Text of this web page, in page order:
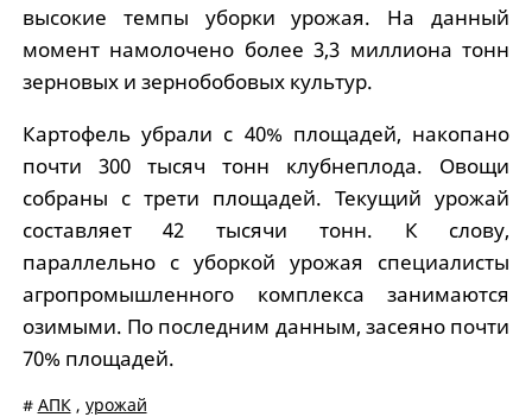
высокие темпы уборки урожая. На данный
момент намолочено более 3,3 миллиона тонн
зерновых и зернобобовых культур.
Картофель убрали с 40% площадей, накопано
почти 300 тысяч тонн клубнеплода. Овощи
собраны с трети площадей. Текущий урожай
составляет 42 тысячи тонн. К слову,
параллельно с уборкой урожая специалисты
агропромышленного комплекса занимаются
озимыми. По последним данным, засеяно почти
70% площадей.
# АПК, урожай